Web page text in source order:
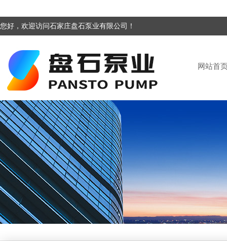
您好，欢迎访问石家庄盘石泵业有限公司！
网站首